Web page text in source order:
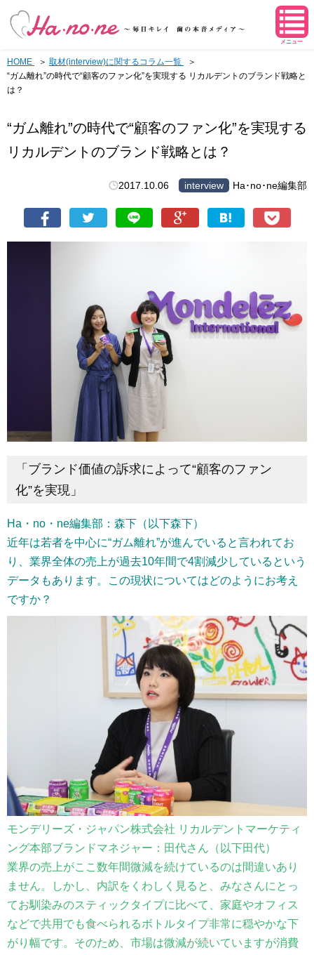
メニュー
HOME
取材(interview)に関するコラム一覧
“ガム離れ”の時代で“顧客のファン化”を実現する リカルデントのブランド戦略と
は？
“ガム離れ”の時代で“顧客のファン化”を実現する
リカルデントのブランド戦略とは？
2017.10.06 interview Ha･no･ne編集部
「ブランド価値の訴求によって“顧客のファン
化”を実現」
Ha・no・ne編集部：森下（以下森下）
近年は若者を中心に“ガム離れ”が進んでいると言われてお
り、業界全体の売上が過去10年間で4割減少しているという
データもあります。この現状についてはどのようにお考え
ですか？
モンデリーズ・ジャパン株式会社 リカルデントマーケティ
ング本部ブランドマネジャー：田代さん（以下田代）
業界の売上がここ数年間微減を続けているのは間違いあり
ません。しかし、内訳をくわしく見ると、みなさんにとっ
てお馴染みのスティックタイプに比べて、家庭やオフィス
などで共用でも食べられるボトルタイプ非常に穏やかな下
がり幅です。そのため、市場は微減が続いていますが消費